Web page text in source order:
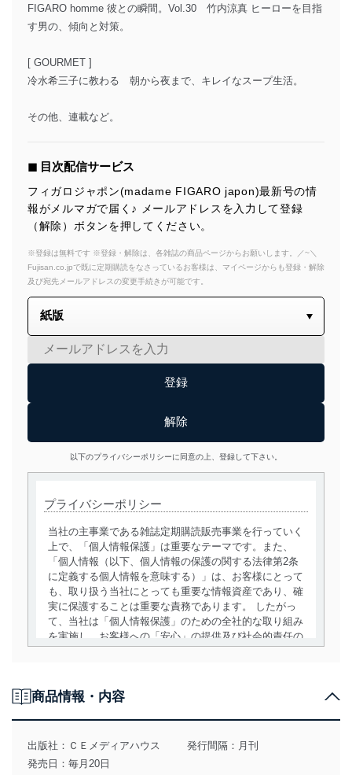
FIGARO homme 彼との瞬間。Vol.30 竹内涼真 ヒーローを目指
す男の、傾向と対策。
[ GOURMET ]
冷水希三子に教わる 朝から夜まで、キレイなスープ生活。
その他、連載など。
◼︎ 目次配信サービス
フィガロジャポン(madame FIGARO japon)最新号の情
報がメルマガで届く♪ メールアドレスを入力して登録
（解除）ボタンを押してください。
※登録は無料です ※登録・解除は、各雑誌の商品ページからお願いします。／~＼
Fujisan.co.jpで既に定期購読をなさっているお客様は、マイページからも登録・解除
及び宛先メールアドレスの変更手続きが可能です。
以下のプライバシーポリシーに同意の上、登録して下さい。
プライバシーポリシー
当社の主事業である雑誌定期購読販売事業を行っていく
上で、「個人情報保護」は重要なテーマです。また、
「個人情報（以下、個人情報の保護の関する法律第2条
に定義する個人情報を意味する）」は、お客様にとって
も、取り扱う当社にとっても重要な情報資産であり、確
実に保護することは重要な責務であります。 したがっ
て、当社は「個人情報保護」のための全社的な取り組み
を実施し、お客様への「安心」の提供及び社会的責任の
用目的を明確にし、本人の同意を得たうえで利用目的の
達成に必要な範囲内で適法かつ公正な手段によって取
得・利用・提供を行います。また、当社が保有している
個人情報は、同意を得ずに目的外利用、第三者への提
商品情報・内容
出版社： ＣＥメディアハウス
発行間隔：月刊
発売日：毎月20日